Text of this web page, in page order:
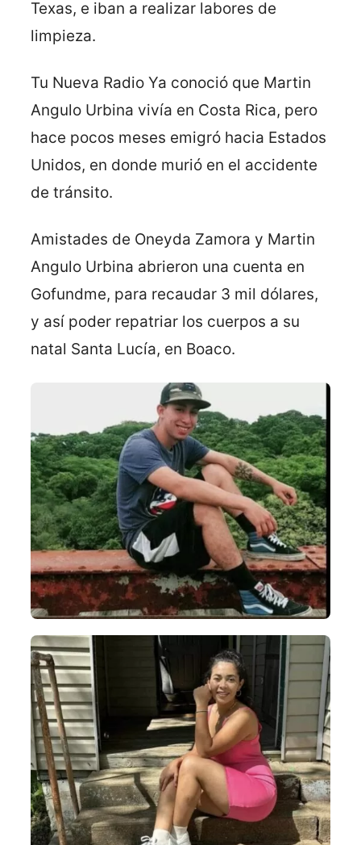
Texas, e iban a realizar labores de
limpieza.
Tu Nueva Radio Ya conoció que Martin
Angulo Urbina vivía en Costa Rica, pero
hace pocos meses emigró hacia Estados
Unidos, en donde murió en el accidente
de tránsito.
Amistades de Oneyda Zamora y Martin
Angulo Urbina abrieron una cuenta en
Gofundme, para recaudar 3 mil dólares,
y así poder repatriar los cuerpos a su
natal Santa Lucía, en Boaco.